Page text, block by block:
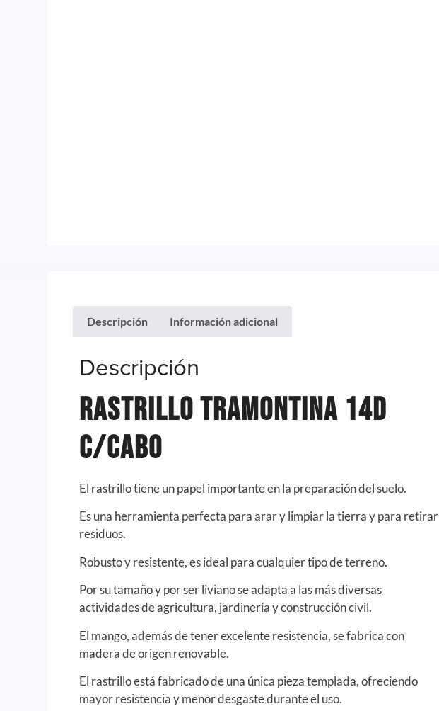
Descripción Información adicional
Descripción
Rastrillo Tramontina 14d
c/cabo
El rastrillo tiene un papel importante en la preparación del suelo.
Es una herramienta perfecta para arar y limpiar la tierra y para retirar
residuos.
Robusto y resistente, es ideal para cualquier tipo de terreno.
Por su tamaño y por ser liviano se adapta a las más diversas
actividades de agricultura, jardinería y construcción civil.
El mango, además de tener excelente resistencia, se fabrica con
madera de origen renovable.
El rastrillo está fabricado de una única pieza templada, ofreciendo
mayor resistencia y menor desgaste durante el uso.